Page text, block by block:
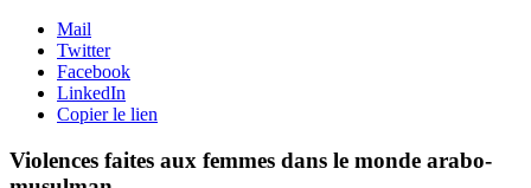
Mail
Twitter
Facebook
LinkedIn
Copier le lien
Violences faites aux femmes dans le monde arabo-